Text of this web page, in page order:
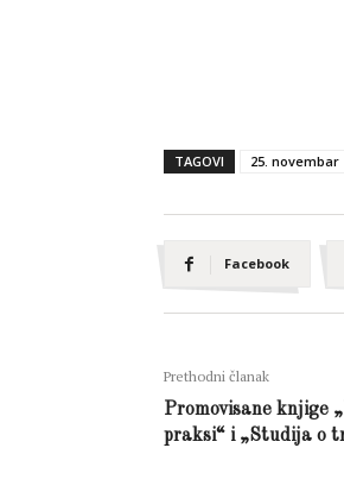
TAGOVI 25. novembar
Facebook
Prethodni članak
Promovisane knjige
praksi“ i „Studija o